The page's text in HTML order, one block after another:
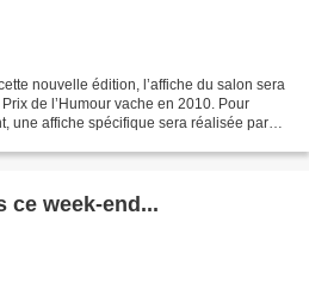
nouvelle édition, l’affiche du salon sera
de l’Humour vache en 2010. Pour
une affiche spécifique sera réalisée par
ce week-end...